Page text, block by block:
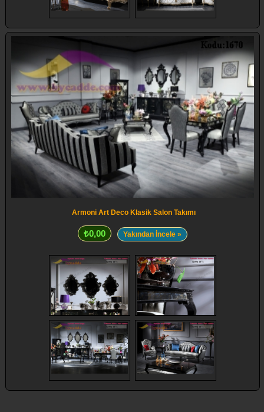
Armoni Art Deco Klasik Salon Takımı
₺0,00 Yakından İncele »